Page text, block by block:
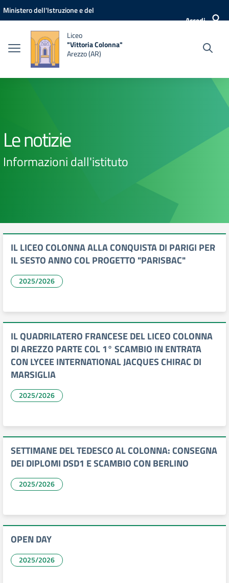
Vai ai contenuti
Vai al menu di navigazione
Vai al footer
Ministero dell'Istruzione e del
Accedi
Liceo
"Vittoria Colonna"
Arezzo (AR)
Le notizie
Informazioni dall'istituto
IL LICEO COLONNA ALLA CONQUISTA DI PARIGI PER
IL SESTO ANNO COL PROGETTO "PARISBAC"
2025/2026
IL QUADRILATERO FRANCESE DEL LICEO COLONNA
DI AREZZO PARTE COL 1° SCAMBIO IN ENTRATA
CON LYCEE INTERNATIONAL JACQUES CHIRAC DI
MARSIGLIA
2025/2026
SETTIMANE DEL TEDESCO AL COLONNA: CONSEGNA
DEI DIPLOMI DSD1 E SCAMBIO CON BERLINO
2025/2026
OPEN DAY
2025/2026